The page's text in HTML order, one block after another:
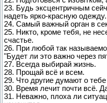
23. Будь эксцентричным
надеть ярко-красную одежду.
24. Самый важный орган в
25. Никто, кроме тебя, не
счастье.
26. При любой так
"Будет ли это важно через
27. Всегда выбирай жизнь.
28. Прощай всё и всем.
29. Что другие думают о
30. Время лечит почти всё.
31. Неважно, плоха ли